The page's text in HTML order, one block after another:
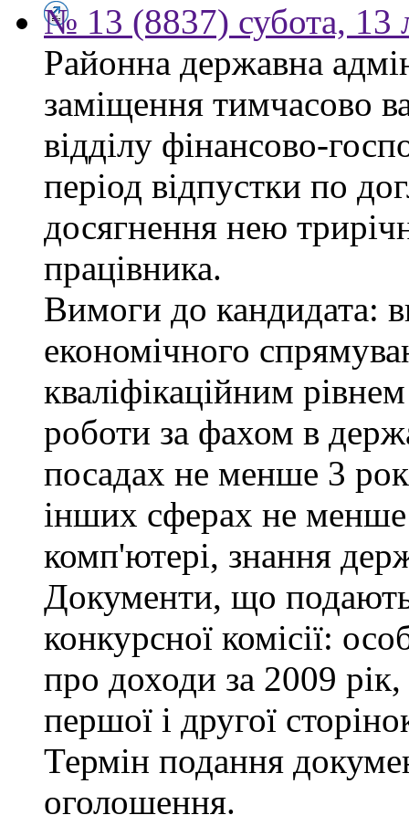
№ 13 (8837) субота, 13
Районна державна
заміщення тимчасово
відділу фінансово-
період відпустки по
досягнення нею
працівника.
Вимоги до кандидата:
економічного
кваліфікаційним
роботи за фахом в
посадах не менше 3
інших сферах не
комп'ютері, знання
Документи, що
конкурсної комісії:
про доходи за 2009 рік,
першої і другої
Термін подання
оголошення.